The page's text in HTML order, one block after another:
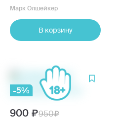
расследованию
Марк Олшейкер
В корзину
-5%
900
950